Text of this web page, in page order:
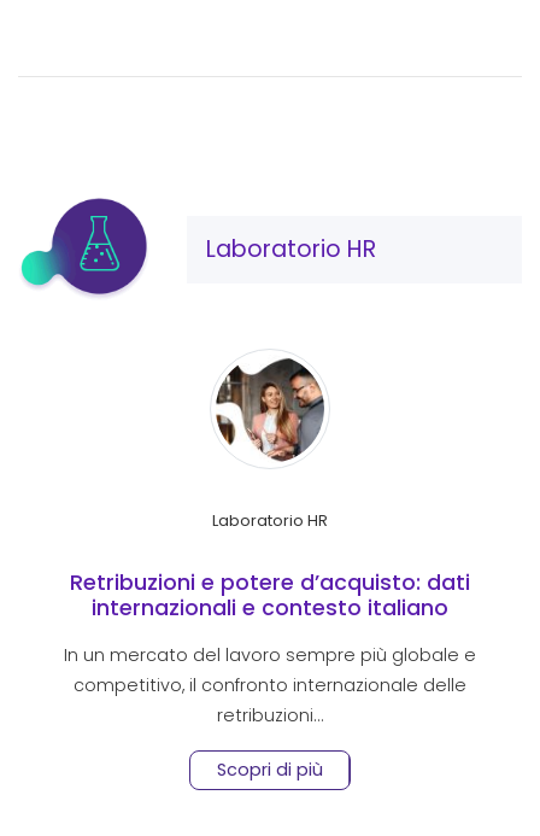
Laboratorio HR
Laboratorio HR
Retribuzioni e potere d’acquisto: dati
internazionali e contesto italiano
In un mercato del lavoro sempre più globale e
competitivo, il confronto internazionale delle
retribuzioni…
Scopri di più